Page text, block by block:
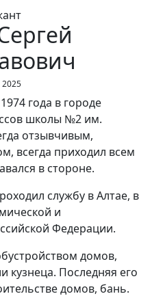
2025
года в городе
школы №2 им.
отзывчивым,
всегда приходил всем
в стороне.
службу в Алтае, в
и
Федерации.
домов,
кузнеца. Последняя его
домов, бань.